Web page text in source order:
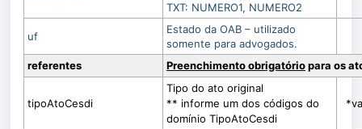
TXT: NUMERO1, NUMERO2
uf
Estado da OAB – utilizado
somente para advogados.
referentes Preenchimento obrigatóriopara os
tipoAtoCesdi
Tipo do ato original
** informe um dos códigos do
domínio TipoAtoCesdi